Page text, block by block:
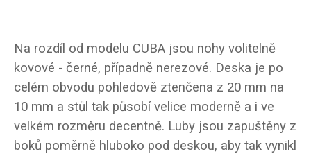
Na rozdíl od modelu CUBA jsou nohy volitelně
kovové - černé, případně nerezové. Deska je po
celém obvodu pohledově ztenčena z 20 mm na
10 mm a stůl tak působí velice moderně a i ve
velkém rozměru decentně. Luby jsou zapuštěny z
boků poměrně hluboko pod deskou, aby tak vynikl